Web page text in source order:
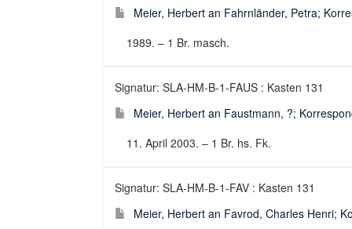
Meier, Herbert an Fahrnländer, Petra;
1989. – 1 Br. masch.
Signatur: SLA-HM-B-1-FAUS : Kasten 131
Meier, Herbert an Faustmann, ?;
11. April 2003. – 1 Br. hs. Fk.
Signatur: SLA-HM-B-1-FAV : Kasten 131
Meier, Herbert an Favrod, Charles Henri;